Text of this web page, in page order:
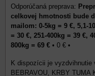
celkovej hmotnosti bude
mailom: 0-5kg = 9 €, 5,1-
= 30 €, 251-400kg = 39 €,
800kg = 69 € • 0 € •
BEBRAVOU, KRBY TUMA